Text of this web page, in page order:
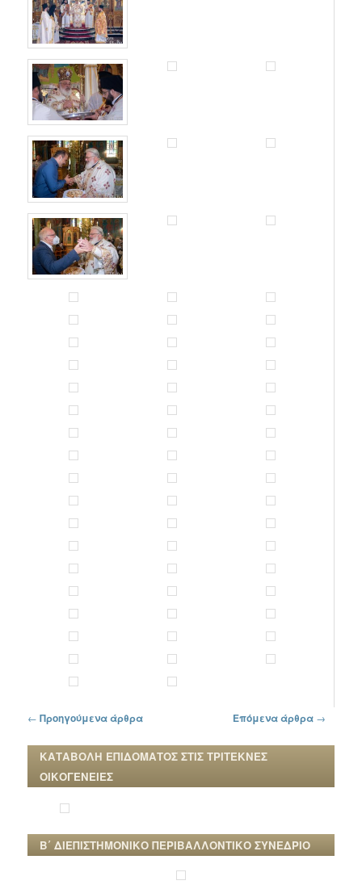
Πλοήγηση στα άρθρα
← Προηγούμενα άρθρα Επόμενα άρθρα →
ΚΑΤΑΒΟΛΗ ΕΠΙΔΟΜΑΤΟΣ ΣΤΙΣ ΤΡΙΤΕΚΝΕΣ
ΟΙΚΟΓΕΝΕΙΕΣ
Β΄ ΔΙΕΠΙΣΤΗΜΟΝΙΚΟ ΠΕΡΙΒΑΛΛΟΝΤΙΚΟ ΣΥΝΕΔΡΙΟ